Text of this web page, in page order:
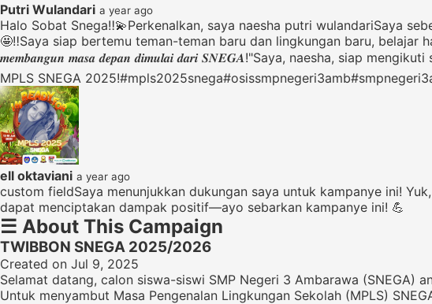
Putri Wulandari a year ago
Halo Sobat Snega‼️💫Perkenalkan, saya naesha putri wulandariSaya
🤩‼️Saya siap bertemu teman-teman baru dan lingkungan baru, belajar
𝒎𝒆𝒎𝒃𝒂𝒏𝒈𝒖𝒏 𝒎𝒂𝒔𝒂 𝒅𝒆𝒑𝒂𝒏 𝒅𝒊𝒎𝒖𝒍𝒂𝒊 𝒅𝒂𝒓𝒊 𝑺𝑵𝑬𝑮𝑨!"Saya, naesha, siap
MPLS SNEGA
ell oktaviani a year ago
custom fieldSaya menunjukkan dukungan saya untuk kampanye ini!
dapat menciptakan dampak positif—ayo sebarkan kampanye ini! 💪
☰ About This Campaign
TWIBBON SNEGA 2025/2026
Created on Jul 9, 2025
Selamat datang, calon siswa-siswi SMP Negeri 3 Ambarawa (SNEGA)
Untuk menyambut Masa Pengenalan Lingkungan Sekolah (MPLS)